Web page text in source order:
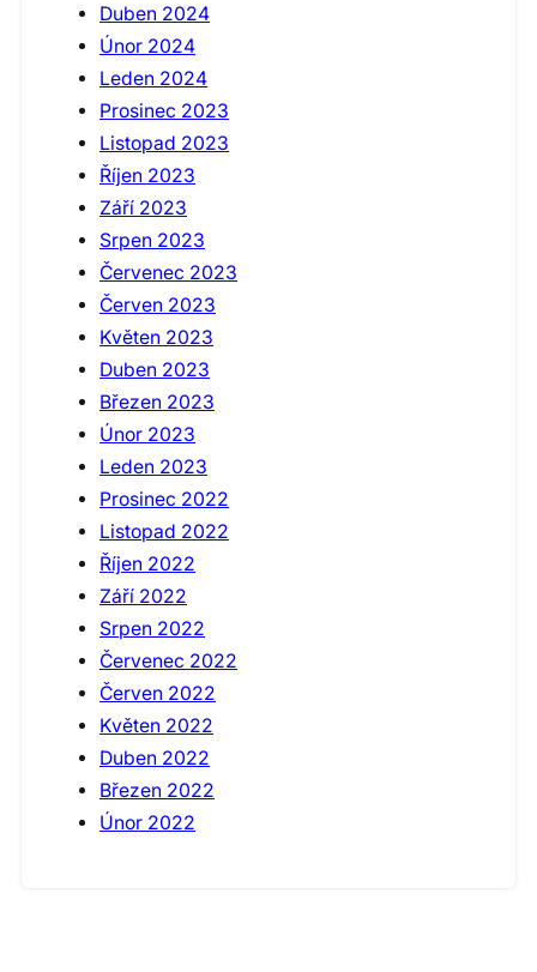
Duben 2024
Únor 2024
Leden 2024
Prosinec 2023
Listopad 2023
Říjen 2023
Září 2023
Srpen 2023
Červenec 2023
Červen 2023
Květen 2023
Duben 2023
Březen 2023
Únor 2023
Leden 2023
Prosinec 2022
Listopad 2022
Říjen 2022
Září 2022
Srpen 2022
Červenec 2022
Červen 2022
Květen 2022
Duben 2022
Březen 2022
Únor 2022